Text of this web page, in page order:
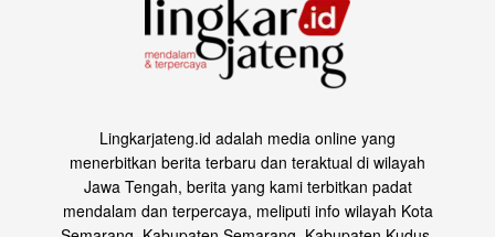
Lingkarjateng.id adalah media online yang
menerbitkan berita terbaru dan teraktual di wilayah
Jawa Tengah, berita yang kami terbitkan padat
mendalam dan terpercaya, meliputi info wilayah Kota